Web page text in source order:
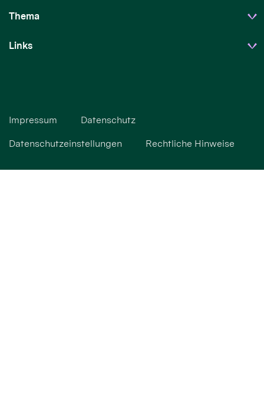
Thema
Links
Impressum Datenschutz
Datenschutzeinstellungen Rechtliche Hinweise